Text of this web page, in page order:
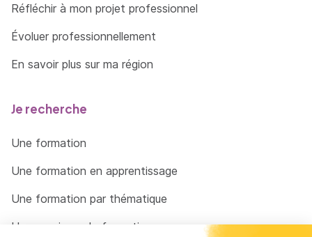
Réfléchir à mon projet professionnel
Évoluer professionnellement
En savoir plus sur ma région
Je recherche
Une formation
Une formation en apprentissage
Une formation par thématique
Un organisme de formation